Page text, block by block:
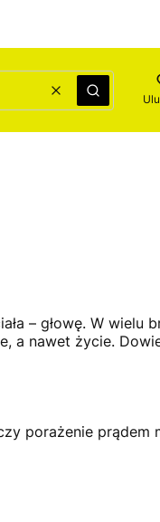
WyczyśćSzukaj
– głowę. W wielu
a nawet życie.
porażenie prądem